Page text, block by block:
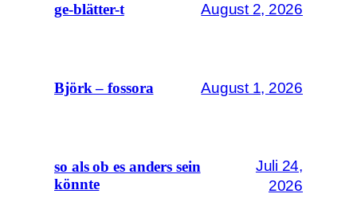
ge-blätter-t August 2, 2026
Björk – fossora August 1, 2026
so als ob es anders sein
könnte
Juli 24,
2026